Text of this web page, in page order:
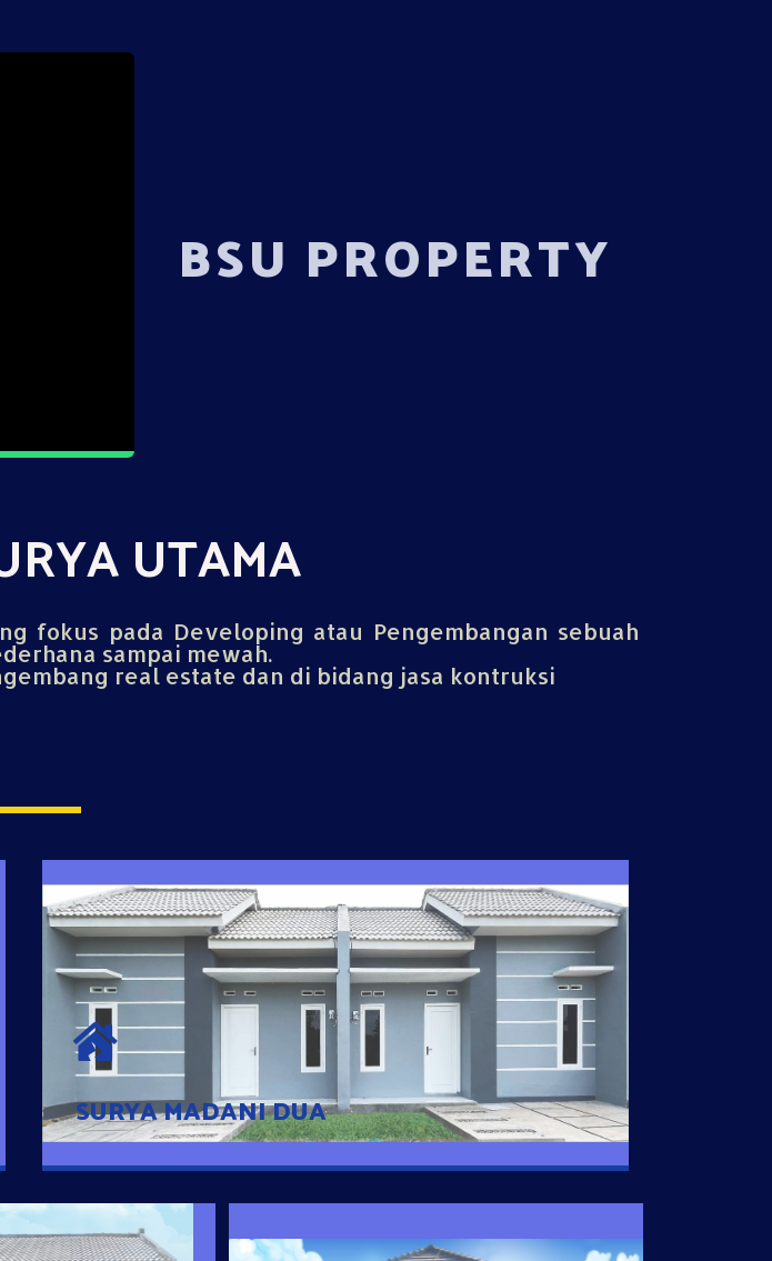
BSU PROPERTY
UTAMA
fokus pada Developing atau Pengembangan sebuah
sampai mewah.
real estate dan di bidang jasa kontruksi
SURYA MADANI DUA
SURYA MADANI DUA
Satu-satunya Hunian nyaman dengan harga subsidi hanya 100
jutaan dengan lokasi strategis di Tuban